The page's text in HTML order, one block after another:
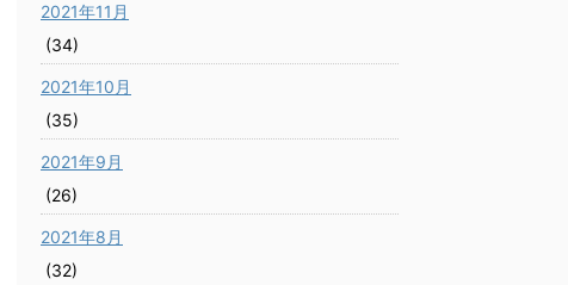
2021年11月
(34)
2021年10月
(35)
2021年9月
(26)
2021年8月
(32)